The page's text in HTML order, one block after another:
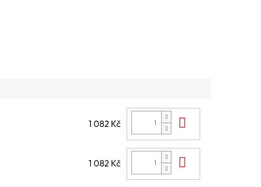
1 082 Kč
1 082 Kč